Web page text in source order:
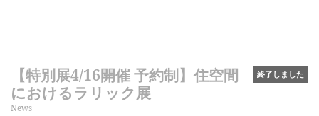
終了しました
【特別展4/16開催 予約制】住空間
におけるラリック展
News